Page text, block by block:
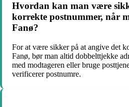
Hvordan kan man være
korrekte postnummer, når
Fanø?
For at være sikker på at angive det
Fanø, bør man altid dobbelttjekke
med modtageren eller bruge
verificerer postnumre.